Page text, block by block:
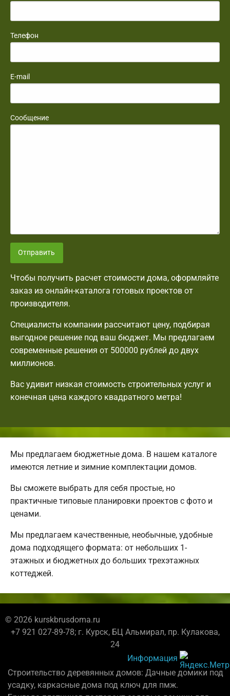
Телефон
E-mail
Сообщение
Отправить
Чтобы получить расчет стоимости дома, оформляйте
заказ из онлайн-каталога готовых проектов от
производителя.
Специалисты компании рассчитают цену, подбирая
выгодное решение под ваш бюджет. Мы предлагаем
современные решения от 500000 рублей до двух
миллионов.
Вас удивит низкая стоимость строительных услуг и
конечная цена каждого квадратного метра!
Мы предлагаем бюджетные дома. В нашем каталоге
имеются летние и зимние комплектации домов.
Вы сможете выбрать для себя простые, но
практичные типовые планировки проектов с фото и
ценами.
Мы предлагаем качественные, необычные, удобные
дома подходящего формата: от небольших 1-
этажных и бюджетных до больших трехэтажных
коттеджей.
© 2026 kurskbrusdoma.ru
+7 921 027-89-78; г. Курск, БЦ Альмирал, пр. Кулакова,
24
Информация
Строительство деревянных домов: Дачные домики под
усадку, каркасные дома под ключ для пмж.